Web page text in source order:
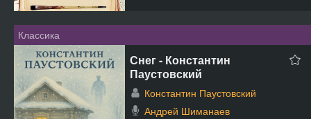
Классика
Снег - Константин
Паустовский
Константин Паустовский
Андрей Шиманаев